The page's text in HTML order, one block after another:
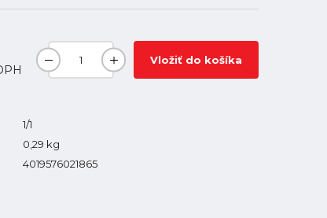
Vložiť do košíka
1/1
0,29 kg
4019576021865